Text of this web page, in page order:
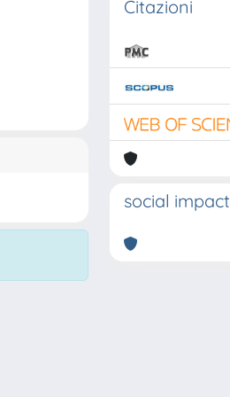
Citazioni
social impact